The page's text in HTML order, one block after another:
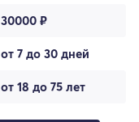
30000 ₽
от 7 до 30 дней
от 18 до 75 лет